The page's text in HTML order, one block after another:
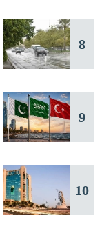
8
9
10